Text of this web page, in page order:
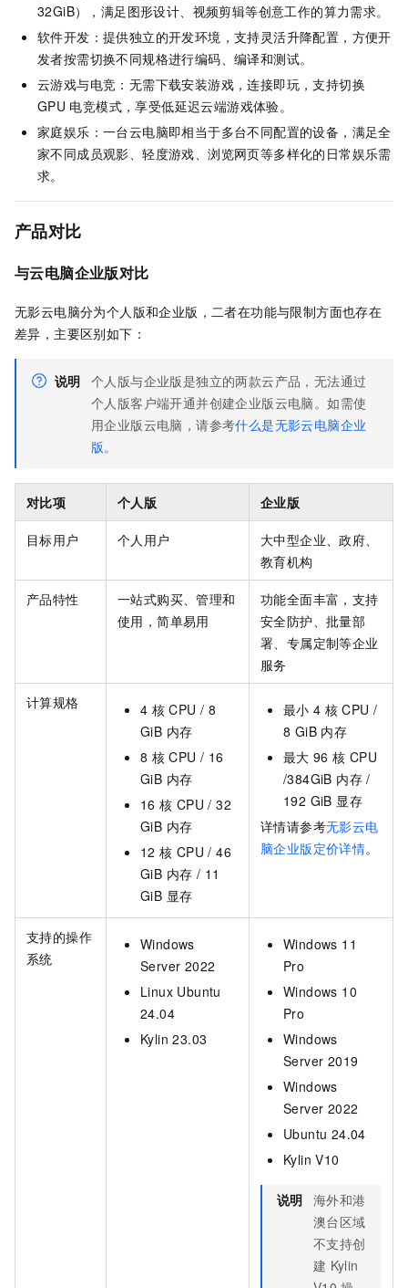
32GiB），满足图形设计、视频剪辑等创意工作的算力需求。
软件开发：提供独立的开发环境，支持灵活升降配置，方便开
发者按需切换不同规格进行编码、编译和测试。
云游戏与电竞：无需下载安装游戏，连接即玩，支持切换
GPU 电竞模式，享受低延迟云端游戏体验。
家庭娱乐：一台云电脑即相当于多台不同配置的设备，满足全
家不同成员观影、轻度游戏、浏览网页等多样化的日常娱乐需
求。
产品对比
与云电脑企业版对比
无影云电脑分为个人版和企业版，二者在功能与限制方面也存在
差异，主要区别如下：
说明 个人版与企业版是独立的两款云产品，无法通过
个人版客户端开通并创建企业版云电脑。如需使
用企业版云电脑，请参考什么是无影云电脑企业
版。
对比项 个人版 企业版
目标用户 个人用户
大中型企业、政府、
教育机构
产品特性
一站式购买、管理和
使用，简单易用
功能全面丰富，支持
安全防护、批量部
署、专属定制等企业
服务
计算规格 4 核 CPU / 8
GiB 内存
8 核 CPU / 16
GiB 内存
16 核 CPU / 32
GiB 内存
12 核 CPU / 46
GiB 内存 / 11
GiB 显存
最小 4 核 CPU /
8 GiB 内存
最大 96 核 CPU
/384GiB 内存 /
192 GiB 显存
详情请参考无影云电
脑企业版定价详情。
支持的操作
系统
Windows
Server 2022
Linux Ubuntu
24.04
Kylin 23.03
Windows 11
Pro
Windows 10
Pro
Windows
Server 2019
Windows
Server 2022
Ubuntu 24.04
Kylin V10
说明 海外和港
澳台区域
不支持创
建 Kylin